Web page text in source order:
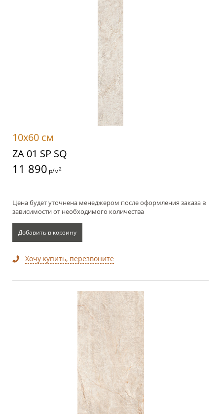
10x60 см
ZA 01 SP SQ
11 890 р/м2
Цена будет уточнена менеджером после оформления заказа в
зависимости от необходимого количества
Добавить в корзину
Хочу купить, перезвоните